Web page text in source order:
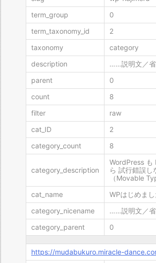
term_group
0
term_taxonomy_id
2
taxonomy
category
description
……説明文／
parent
0
count
8
filter
raw
cat_ID
2
category_count
8
category_description
WordPress も
ら 試行錯誤し
（Movable
cat_name
WPはじめま
category_nicename
……説明文／
category_parent
0
https://mudabukuro.miracle-